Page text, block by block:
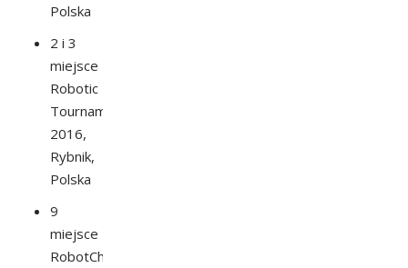
Polska
2 i 3
miejsce
Robotic
Tournament
2016,
Rybnik,
Polska
9
miejsce
RobotChallenge